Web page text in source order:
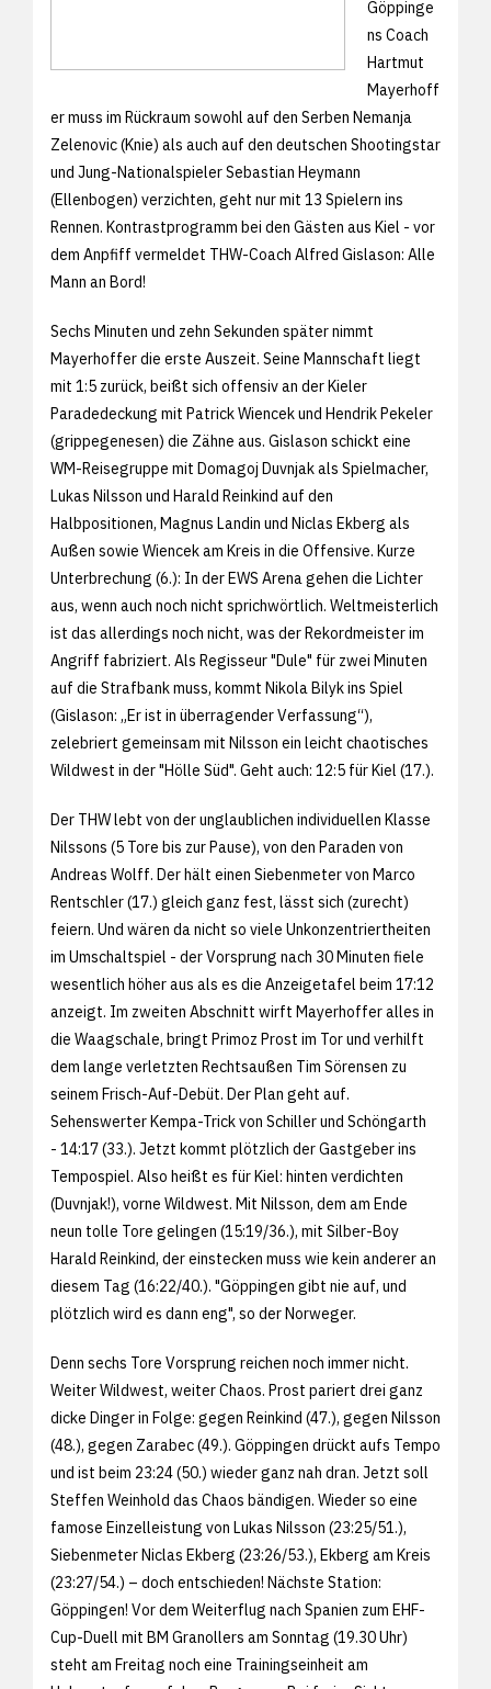
Göppinge
ns Coach
Hartmut
Mayerhoff
er muss im Rückraum sowohl auf den Serben Nemanja
Zelenovic (Knie) als auch auf den deutschen Shootingstar
und Jung-Nationalspieler Sebastian Heymann
(Ellenbogen) verzichten, geht nur mit 13 Spielern ins
Rennen. Kontrastprogramm bei den Gästen aus Kiel - vor
dem Anpfiff vermeldet THW-Coach Alfred Gislason: Alle
Mann an Bord!
Sechs Minuten und zehn Sekunden später nimmt
Mayerhoffer die erste Auszeit. Seine Mannschaft liegt
mit 1:5 zurück, beißt sich offensiv an der Kieler
Paradedeckung mit Patrick Wiencek und Hendrik Pekeler
(grippegenesen) die Zähne aus. Gislason schickt eine
WM-Reisegruppe mit Domagoj Duvnjak als Spielmacher,
Lukas Nilsson und Harald Reinkind auf den
Halbpositionen, Magnus Landin und Niclas Ekberg als
Außen sowie Wiencek am Kreis in die Offensive. Kurze
Unterbrechung (6.): In der EWS Arena gehen die Lichter
aus, wenn auch noch nicht sprichwörtlich. Weltmeisterlich
ist das allerdings noch nicht, was der Rekordmeister im
Angriff fabriziert. Als Regisseur "Dule" für zwei Minuten
auf die Strafbank muss, kommt Nikola Bilyk ins Spiel
(Gislason: „Er ist in überragender Verfassung“),
zelebriert gemeinsam mit Nilsson ein leicht chaotisches
Wildwest in der "Hölle Süd". Geht auch: 12:5 für Kiel (17.).
Der THW lebt von der unglaublichen individuellen Klasse
Nilssons (5 Tore bis zur Pause), von den Paraden von
Andreas Wolff. Der hält einen Siebenmeter von Marco
Rentschler (17.) gleich ganz fest, lässt sich (zurecht)
feiern. Und wären da nicht so viele Unkonzentriertheiten
im Umschaltspiel - der Vorsprung nach 30 Minuten fiele
wesentlich höher aus als es die Anzeigetafel beim 17:12
anzeigt. Im zweiten Abschnitt wirft Mayerhoffer alles in
die Waagschale, bringt Primoz Prost im Tor und verhilft
dem lange verletzten Rechtsaußen Tim Sörensen zu
seinem Frisch-Auf-Debüt. Der Plan geht auf.
Sehenswerter Kempa-Trick von Schiller und Schöngarth
- 14:17 (33.). Jetzt kommt plötzlich der Gastgeber ins
Tempospiel. Also heißt es für Kiel: hinten verdichten
(Duvnjak!), vorne Wildwest. Mit Nilsson, dem am Ende
neun tolle Tore gelingen (15:19/36.), mit Silber-Boy
Harald Reinkind, der einstecken muss wie kein anderer an
diesem Tag (16:22/40.). "Göppingen gibt nie auf, und
plötzlich wird es dann eng", so der Norweger.
Denn sechs Tore Vorsprung reichen noch immer nicht.
Weiter Wildwest, weiter Chaos. Prost pariert drei ganz
dicke Dinger in Folge: gegen Reinkind (47.), gegen Nilsson
(48.), gegen Zarabec (49.). Göppingen drückt aufs Tempo
und ist beim 23:24 (50.) wieder ganz nah dran. Jetzt soll
Steffen Weinhold das Chaos bändigen. Wieder so eine
famose Einzelleistung von Lukas Nilsson (23:25/51.),
Siebenmeter Niclas Ekberg (23:26/53.), Ekberg am Kreis
(23:27/54.) – doch entschieden! Nächste Station:
Göppingen! Vor dem Weiterflug nach Spanien zum EHF-
Cup-Duell mit BM Granollers am Sonntag (19.30 Uhr)
steht am Freitag noch eine Trainingseinheit am